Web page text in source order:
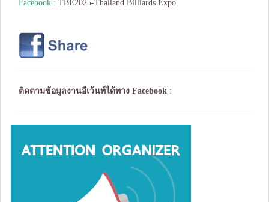
Facebook : TBE2025-Thailand Billiards Expo
ติดตามข้อมูลงานอีเว้นท์ได้ทาง Facebook :